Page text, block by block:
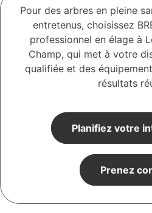
Pour des arbres en pleine
entretenus, choisissez
professionnel en élage à
Champ, qui met à votre
qualifiée et des
résultats
Planifiez votre
Prenez